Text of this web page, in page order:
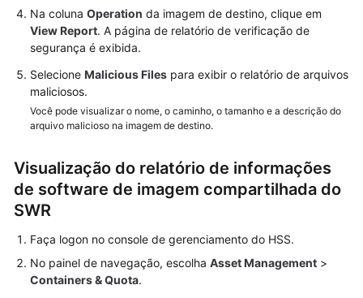
Na coluna Operation da imagem de destino, clique em
View Report. A página de relatório de verificação de
segurança é exibida.
Selecione Malicious Files para exibir o relatório de arquivos
maliciosos.
Você pode visualizar o nome, o caminho, o tamanho e a descrição do
arquivo malicioso na imagem de destino.
Visualização do relatório de informações
de software de imagem compartilhada do
SWR
Faça logon no console de gerenciamento do HSS.
No painel de navegação, escolha Asset Management >
Containers & Quota.